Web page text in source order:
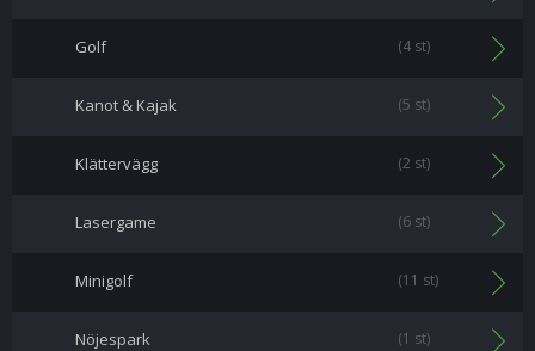
Golf (4 st)
Kanot & Kajak (5 st)
Klättervägg (2 st)
Lasergame (6 st)
Minigolf (11 st)
Nöjespark (1 st)